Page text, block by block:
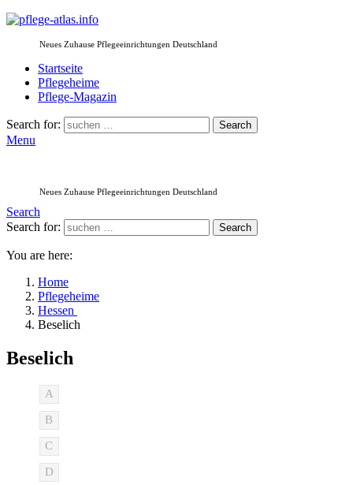
Neues Zuhause Pflegeeinrichtungen Deutschland
Startseite
Pflegeheime
Pflege-Magazin
Search for: Search
Menu
Neues Zuhause Pflegeeinrichtungen Deutschland
Search
Search for:
Search
You are here:
Home
Pflegeheime
Hessen
Beselich
Beselich
A
B
C
D